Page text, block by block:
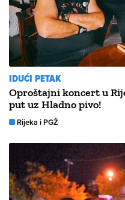
IDUĆI PETAK
Oproštajni koncert u
put uz Hladno pivo!
Rijeka i PGŽ